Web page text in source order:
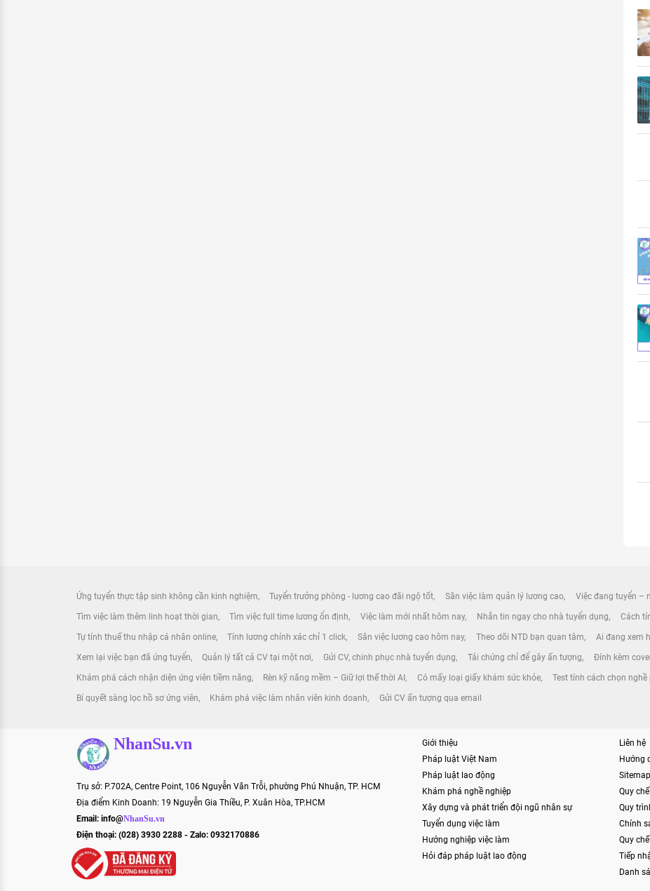
Ứng tuyển thực tập sinh không cần kinh nghiệm Tuyển trưởng phòng - lương cao đãi ngộ tốt Săn việc làm quản lý lương cao Việc đang tuyển –
Tìm việc làm thêm linh hoạt thời gian Tìm việc full time lương ổn định Việc làm mới nhất hôm nay Nhắn tin ngay cho nhà tuyển dụng Cách
Tự tính thuế thu nhập cá nhân online Tính lương chính xác chỉ 1 click Săn việc lương cao hôm nay Theo dõi NTD bạn quan tâm Ai đang xem
Xem lại việc bạn đã ứng tuyển Quản lý tất cả CV tại một nơi Gửi CV, chinh phục nhà tuyển dụng Tải chứng chỉ để gây ấn tượng Đính kèm
Khám phá cách nhận diện ứng viên tiềm năng Rèn kỹ năng mềm – Giữ lợi thế thời AI Có mấy loại giấy khám sức khỏe Test tính cách chọn nghề
Bí quyết sàng lọc hồ sơ ứng viên Khám phá việc làm nhân viên kinh doanh Gửi CV ấn tượng qua email
NhanSu.vn
Trụ sở: P.702A, Centre Point, 106 Nguyễn Văn Trỗi, phường Phú Nhuận, TP. HCM
Địa điểm Kinh Doanh: 19 Nguyễn Gia Thiều, P. Xuân Hòa, TP.HCM
Email: info@NhanSu.vn
Điện thoại: (028) 3930 2288 - Zalo: 0932170886
Giới thiệu
Pháp luật Việt Nam
Pháp luật lao động
Khám phá nghề nghiệp
Xây dựng và phát triển đội ngũ nhân sự
Tuyển dụng việc làm
Hướng nghiệp việc làm
Hỏi đáp pháp luật lao động
Liên hệ
Hướng
Sitemap
Quy
Quy
Chính
Quy
Tiếp
Danh